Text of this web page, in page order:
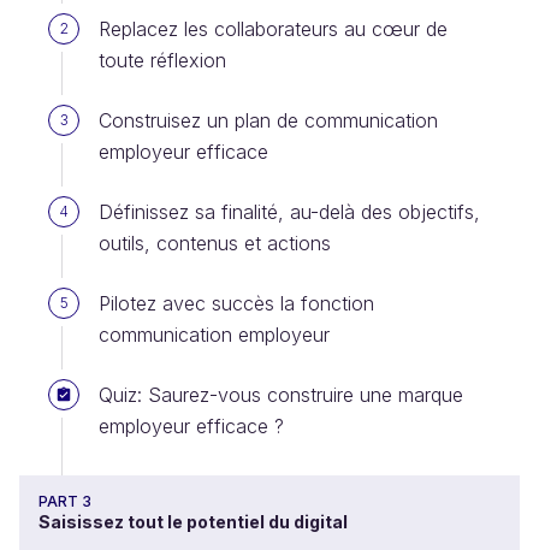
2
Replacez les collaborateurs au cœur de
toute réflexion
3
Construisez un plan de communication
employeur efficace
4
Définissez sa finalité, au-delà des objectifs,
outils, contenus et actions
5
Pilotez avec succès la fonction
communication employeur
Quiz: Saurez-vous construire une marque
employeur efficace ?
PART 3
Saisissez tout le potentiel du digital